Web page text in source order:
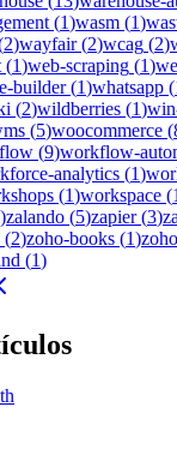
(1)wasm (1)
2)wayfair(2)wcag (2)
(1)web-scraping (1)
builder(1)whatsapp (
(2)wildberries (1)
(5)woocommerce (
(9)workflow-
analytics (1)
(1)workspace (1
)zalando (5)zapier(3)
(2)zoho-books (1)
(1)